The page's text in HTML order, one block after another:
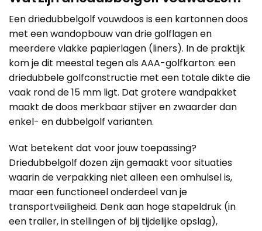
Een driedubbelgolf vouwdoos is een kartonnen doos
met een wandopbouw van drie golflagen en
meerdere vlakke papierlagen (liners). In de praktijk
kom je dit meestal tegen als AAA-golfkarton: een
driedubbele golfconstructie met een totale dikte die
vaak rond de 15 mm ligt. Dat grotere wandpakket
maakt de doos merkbaar stijver en zwaarder dan
enkel- en dubbelgolf varianten.
Wat betekent dat voor jouw toepassing?
Driedubbelgolf dozen zijn gemaakt voor situaties
waarin de verpakking niet alleen een omhulsel is,
maar een functioneel onderdeel van je
transportveiligheid. Denk aan hoge stapeldruk (in
een trailer, in stellingen of bij tijdelijke opslag),